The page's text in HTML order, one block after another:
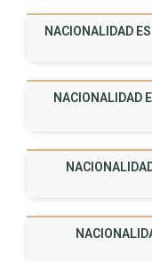
NACIONALIDAD
NACIONALIDAD